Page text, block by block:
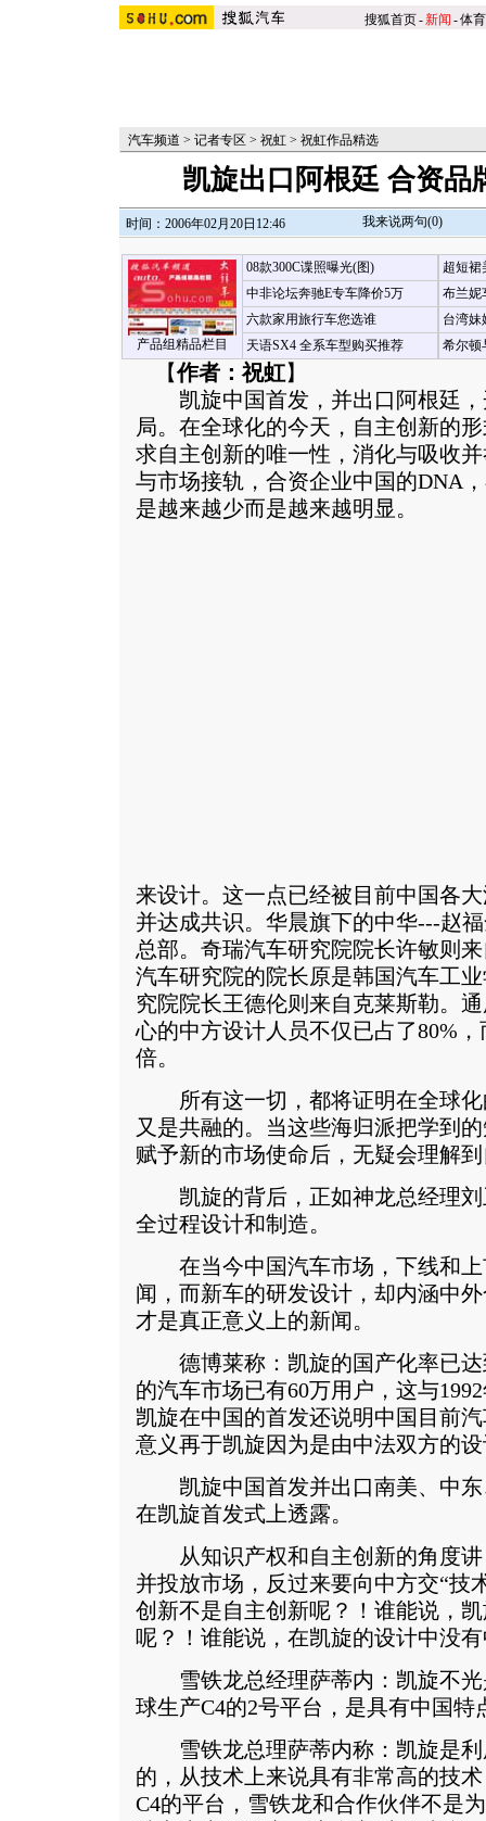
搜狐首页-新闻 -体育
汽车频道 > 记者专区 > 祝虹 > 祝虹作品精选
凯旋出口阿根廷 合资品
时间：2006年02月20日12:46 我来说两句(0)
产品组精品栏目
08款300C谍照曝光(图)
中非论坛奔驰E专车降价5万
六款家用旅行车您选谁
天语SX4 全系车型购买推荐
超短裙
布兰妮
台湾妹
希尔顿
【作者：祝虹】
凯旋中国首发，并出口阿根廷，
局。在全球化的今天，自主创新的
求自主创新的唯一性，消化与吸收
与市场接轨，合资企业中国的DNA
是越来越少而是越来越明显。
来设计。这一点已经被目前中国各
并达成共识。华晨旗下的中华---赵
总部。奇瑞汽车研究院院长许敏则
汽车研究院的院长原是韩国汽车工
究院院长王德伦则来自克莱斯勒。
心的中方设计人员不仅已占了80%
倍。
所有这一切，都将证明在全球化
又是共融的。当这些海归派把学到
赋予新的市场使命后，无疑会理解
凯旋的背后，正如神龙总经理刘
全过程设计和制造。
在当今中国汽车市场，下线和上
闻，而新车的研发设计，却内涵中
才是真正意义上的新闻。
德博莱称：凯旋的国产化率已达
的汽车市场已有60万用户，这与
凯旋在中国的首发还说明中国目前
意义再于凯旋因为是由中法双方的
凯旋中国首发并出口南美、中东
在凯旋首发式上透露。
从知识产权和自主创新的角度讲
并投放市场，反过来要向中方交“技
创新不是自主创新呢？！谁能说，
呢？！谁能说，在凯旋的设计中没
雪铁龙总经理萨蒂内：凯旋不光
球生产C4的2号平台，是具有中国特
雪铁龙总理萨蒂内称：凯旋是利
的，从技术上来说具有非常高的技
C4的平台，雪铁龙和合作伙伴不是